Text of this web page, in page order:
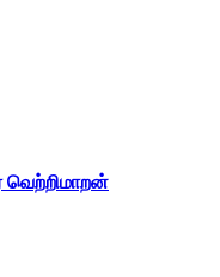
வெற்றிமாறன்